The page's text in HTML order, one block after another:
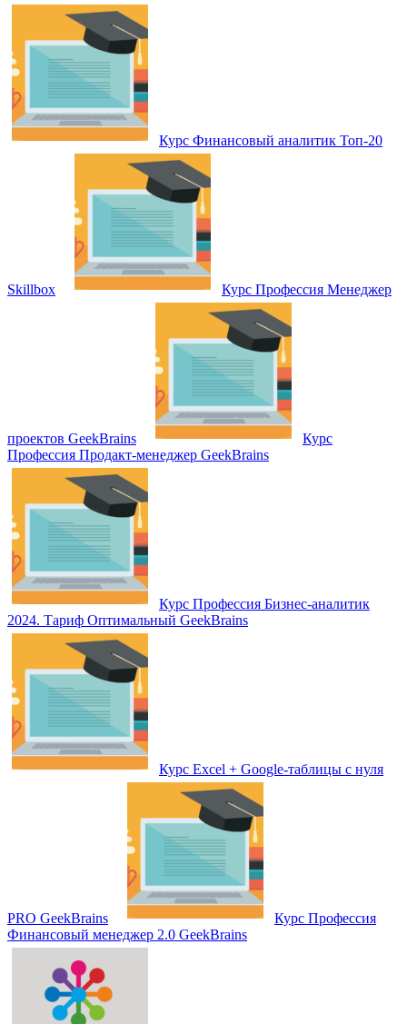
Курс Финансовый аналитик Топ-20
Skillbox Курс Профессия Менеджер
проектов GeekBrains
Курс
Профессия Продакт-менеджер GeekBrains
Курс Профессия Бизнес-аналитик
2024. Тариф Оптимальный GeekBrains
Курс Excel + Google-таблицы с нуля
PRO GeekBrains
Курс Профессия
Финансовый менеджер 2.0 GeekBrains